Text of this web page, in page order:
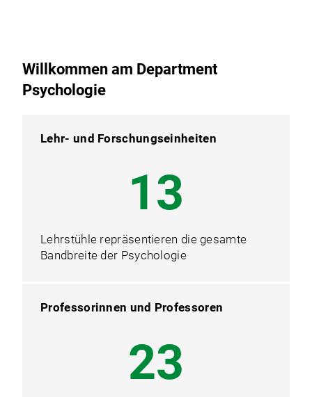
Willkommen am Department
Psychologie
Lehr- und Forschungseinheiten
13
Lehrstühle repräsentieren die gesamte
Bandbreite der Psychologie
Professorinnen und Professoren
23